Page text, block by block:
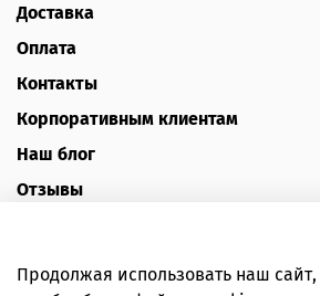
Доставка
Оплата
Контакты
Корпоративным клиентам
Наш блог
Отзывы
Продолжая использовать наш сайт,